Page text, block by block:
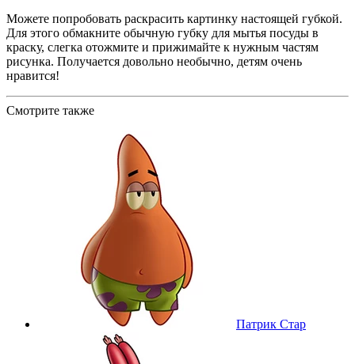
Можете попробовать раскрасить картинку настоящей губкой.
Для этого обмакните обычную губку для мытья посуды в
краску, слегка отожмите и прижимайте к нужным частям
рисунка. Получается довольно необычно, детям очень
нравится!
Смотрите также
Патрик Стар